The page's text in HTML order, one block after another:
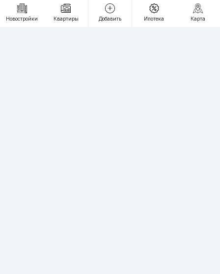
Новостройки Квартиры Добавить Ипотека Карта
О проекте
Проект компании Webnow ©